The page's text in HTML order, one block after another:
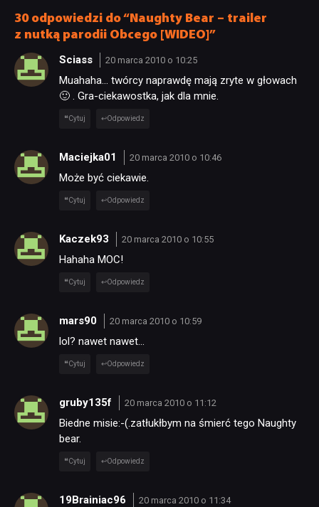
30 odpowiedzi do “Naughty Bear – trailer
z nutką parodii Obcego [WIDEO]”
Sciass 20 marca 2010 o 10:25
Muahaha… twórcy naprawdę mają zryte w głowach
🙂 . Gra-ciekawostka, jak dla mnie.
Cytuj Odpowiedz
Maciejka01 20 marca 2010 o 10:46
Może być ciekawie.
Cytuj Odpowiedz
Kaczek93 20 marca 2010 o 10:55
Hahaha MOC!
Cytuj Odpowiedz
mars90 20 marca 2010 o 10:59
lol? nawet nawet…
Cytuj Odpowiedz
gruby135f 20 marca 2010 o 11:12
Biedne misie:-(.zatłukłbym na śmierć tego Naughty
bear.
Cytuj Odpowiedz
19Brainiac96 20 marca 2010 o 11:34